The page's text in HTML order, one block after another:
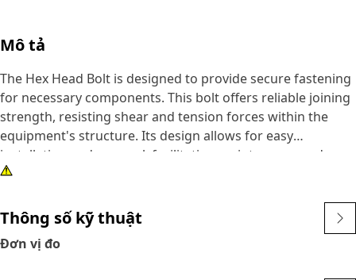
Mô tả
The Hex Head Bolt is designed to provide secure fastening
for necessary components. This bolt offers reliable joining
strength, resisting shear and tension forces within the
equipment's structure. Its design allows for easy
installation and removal, facilitating maintenance and
repair tasks. The bolt's uniform threading ensures
seamless assembly within the equipment systems.
Attributes:
Thông số kỹ thuật
Đơn vị đo